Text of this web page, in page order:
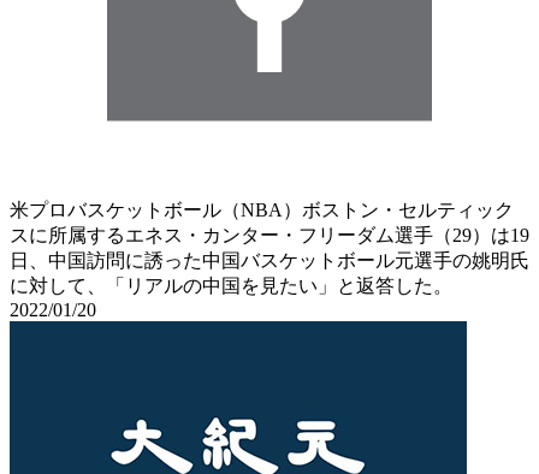
米プロバスケットボール（NBA）ボストン・セルティック
スに所属するエネス・カンター・フリーダム選手（29）は19
日、中国訪問に誘った中国バスケットボール元選手の姚明氏
に対して、「リアルの中国を見たい」と返答した。
2022/01/20